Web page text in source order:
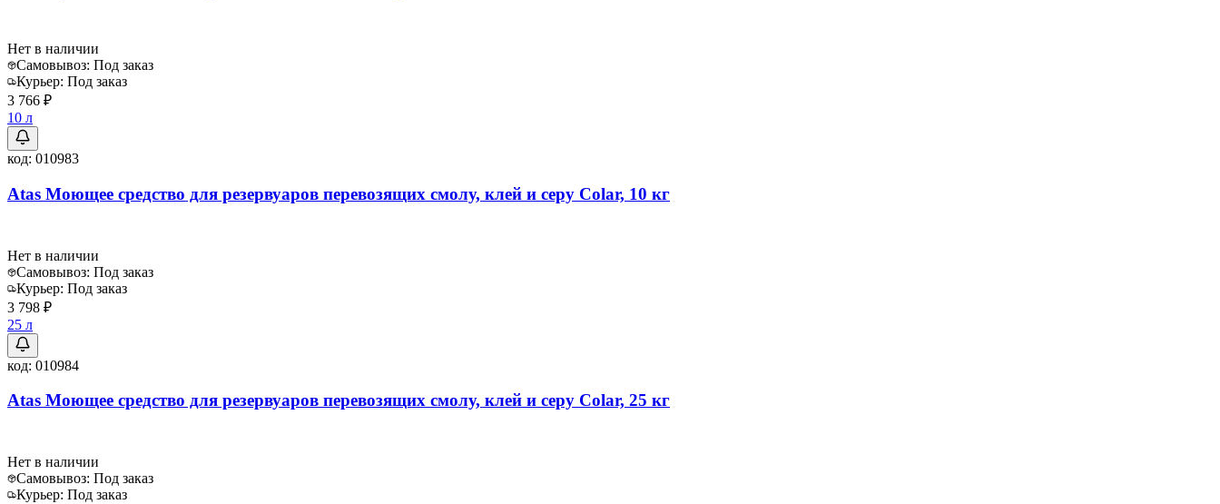
Нет в наличии
Самовывоз: Под заказ
Курьер: Под заказ
3 766 ₽
10 л
код: 010983
Atas Моющее средство для резервуаров перевозящих смолу, клей и серу Colar, 10 кг
Нет в наличии
Самовывоз: Под заказ
Курьер: Под заказ
3 798 ₽
25 л
код: 010984
Atas Моющее средство для резервуаров перевозящих смолу, клей и серу Colar, 25 кг
Нет в наличии
Самовывоз: Под заказ
Курьер: Под заказ